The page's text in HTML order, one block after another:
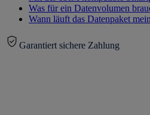
Was für ein Datenvolumen
Wann läuft das Datenpaket
Garantiert sichere Zahlung